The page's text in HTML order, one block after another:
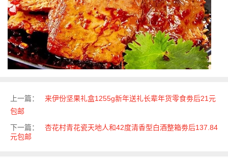
上一篇：
来伊份坚果礼盒1255g新年送礼长辈年货零食劵后21元
包邮
下一篇：
杏花村青花瓷天地人和42度清香型白酒整箱劵后137.84
元包邮